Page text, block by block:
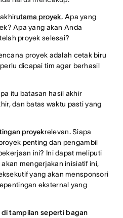
utama proyek. Apa yang
Apa yang akan Anda
proyek selesai?
proyek adalah cetak biru
dicapai tim agar berhasil
itu batasan hasil akhir
dan batas waktu pasti yang
proyekrelevan.Siapa
penting dan pengambil
ini? Ini dapat meliputi
mengerjakan inisiatif ini,
yang akan mensponsori
eksternal yang
di tampilan seperti bagan